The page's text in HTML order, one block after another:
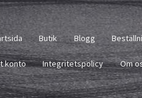
Butik Blogg
konto Integritetspolicy Om